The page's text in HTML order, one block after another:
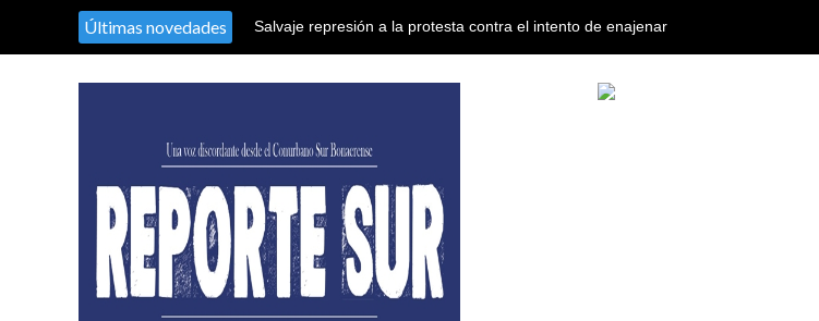
Últimas novedades
Salvaje represión a la protesta contra el intento de enajenar